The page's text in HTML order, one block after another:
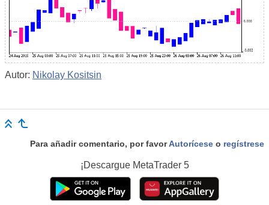
Autor: Nikolay Kositsin
Para añadir comentario, por favorAutorícese o regístrese
¡Descargue MetaTrader 5